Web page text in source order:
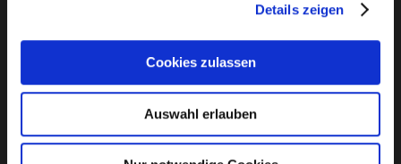
Details zeigen
Cookies zulassen
Auswahl erlauben
Große Vielfalt an Futter-, Supplemente- und Pflegeprodukten für
Pferde, Nager, Hunde, Katzen und Gefieder. Mit über 100